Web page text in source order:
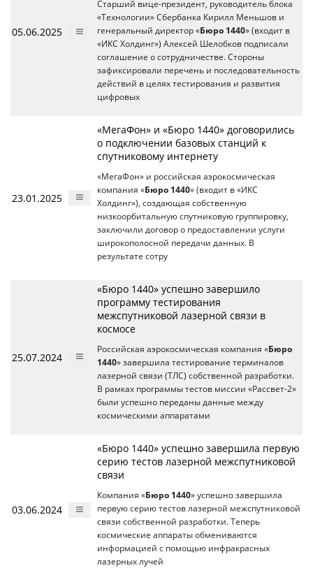
05.06.2025
Старший вице-президент, руководитель блока
«Технологии» Сбербанка Кирилл Меньшов и
генеральный директор «Бюро 1440» (входит в
«ИКС Холдинг») Алексей Шелобков подписали
соглашение о сотрудничестве. Стороны
зафиксировали перечень и последовательность
действий в целях тестирования и развития
цифровых
23.01.2025
«МегаФон» и «Бюро 1440» договорились
о подключении базовых станций к
спутниковому интернету
«МегаФон» и российская аэрокосмическая
компания «Бюро 1440» (входит в «ИКС
Холдинг»), создающая собственную
низкоорбитальную спутниковую группировку,
заключили договор о предоставлении услуги
широкополосной передачи данных. В
результате сотру
25.07.2024
«Бюро 1440» успешно завершило
программу тестирования
межспутниковой лазерной связи в
космосе
Российская аэрокосмическая компания «Бюро
1440» завершила тестирование терминалов
лазерной связи (ТЛС) собственной разработки.
В рамках программы тестов миссии «Рассвет-2»
были успешно переданы данные между
космическими аппаратами
03.06.2024
«Бюро 1440» успешно завершила первую
серию тестов лазерной межспутниковой
связи
Компания «Бюро 1440» успешно завершила
первую серию тестов лазерной межспутниковой
связи собственной разработки. Теперь
космические аппараты обмениваются
информацией с помощью инфракрасных
лазерных лучей